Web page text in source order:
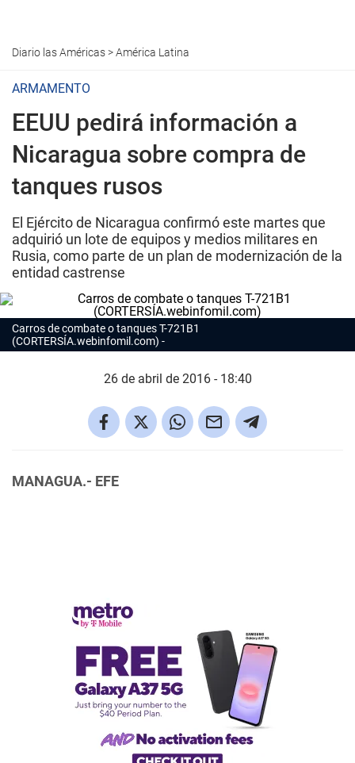
Diario las Américas>América Latina
ARMAMENTO
EEUU pedirá información a
Nicaragua sobre compra de
tanques rusos
El Ejército de Nicaragua confirmó este martes que
adquirió un lote de equipos y medios militares en
Rusia, como parte de un plan de modernización de la
entidad castrense
Carros de combate o tanques T-721B1
(CORTERSÍA.webinfomil.com)
26 de abril de 2016 - 18:40
MANAGUA.- EFE